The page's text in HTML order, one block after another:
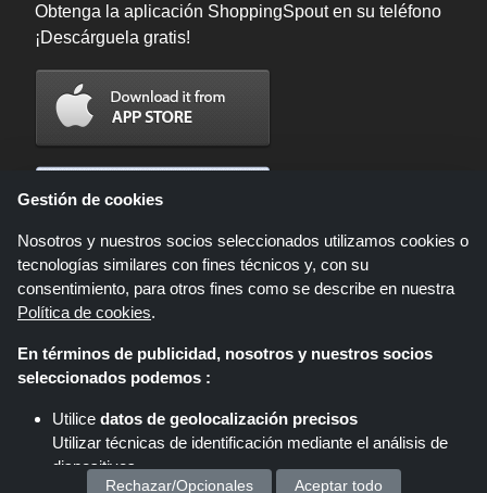
Obtenga la aplicación ShoppingSpout en su teléfono
¡Descárguela gratis!
Shoppingspout.com/es es un sitio web que presenta ofertas, descuentos y
cupones; Estas ofertas u ofertas están disponibles a través de diferentes
cuando usted realiza una compra a través de estos enlaces,
Shoppingspout.com/es gana comisiones únicamente a través de estos
Gestión de cookies
Nosotros y nuestros socios seleccionados utilizamos cookies o
tecnologías similares con fines técnicos y, con su
consentimiento, para otros fines como se describe en nuestra
Política de cookies.
En términos de publicidad, nosotros y nuestros socios
seleccionados podemos :
Utilice datos de geolocalización precisos
Utilizar técnicas de identificación mediante el análisis de
dispositivos.
Rechazar/Opcionales Aceptar todo